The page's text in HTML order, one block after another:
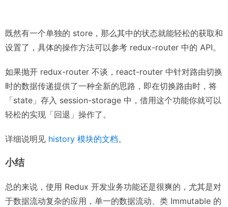
既然有一个单独的 store，那么其中的状态就能轻松的获取和
设置了，具体的操作方法可以参考 redux-router 中的 API。
如果抛开 redux-router 不谈，react-router 中针对路由切换
时的数据传递提供了一种全新的思路，即在切换路由时，将
「state」存入 session-storage 中，借用这个功能你就可以
轻松的实现「回退」操作了。
详细说明见 history 模块的文档。
小结
总的来说，使用 Redux 开发业务功能还是很爽的，尤其是对
于数据流动复杂的应用，单一的数据流动、类 Immutable 的